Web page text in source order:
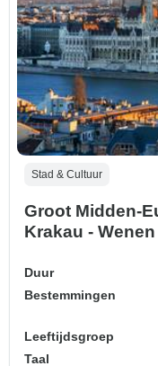
Stad & Cultuur
Groot Midden-
Krakau -
Duur
Bestemmingen
Leeftijdsgroep
Taal